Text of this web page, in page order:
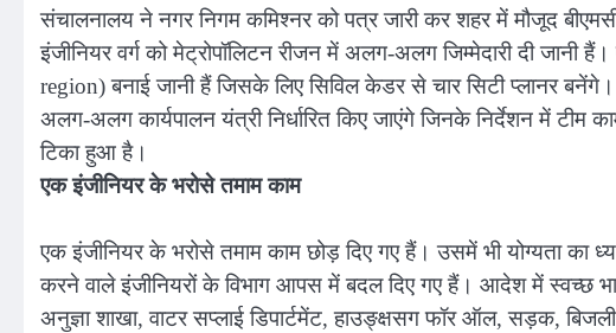
संचालनालय ने नगर निगम कमिश्नर को पत्र जारी कर शहर में मौजूद
इंजीनियर वर्ग को मेट्रोपॉलिटन रीजन में अलग-अलग जिम्मेदारी दी जानी
region) बनाई जानी हैं जिसके लिए सिविल केडर से चार सिटी प्लानर
अलग-अलग कार्यपालन यंत्री निर्धारित किए जाएंगे जिनके निर्देशन में टीम
टिका हुआ है।
एक इंजीनियर के भरोसे तमाम काम
एक इंजीनियर के भरोसे तमाम काम छोड़ दिए गए हैं। उसमें भी योग्यता का
करने वाले इंजीनियरों के विभाग आपस में बदल दिए गए हैं। आदेश में स्वच्छ
अनुज्ञा शाखा, वाटर सप्लाई डिपार्टमेंट, हाउङ्क्षसग फॉर ऑल, सड़क,